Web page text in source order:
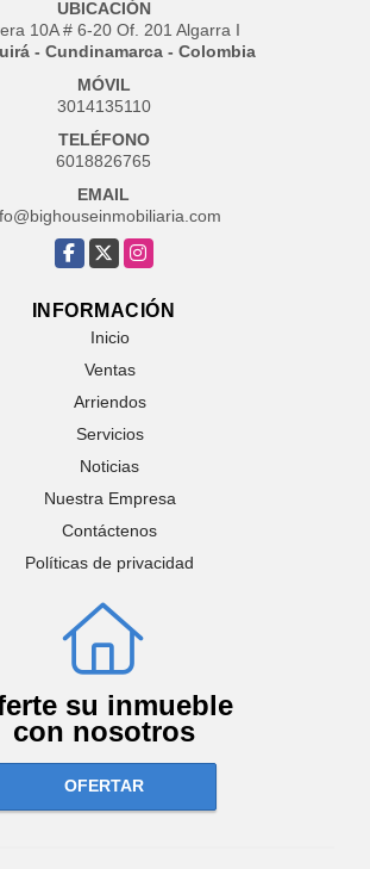
UBICACIÓN
10A # 6-20 Of. 201 Algarra I
- Cundinamarca - Colombia
MÓVIL
3014135110
TELÉFONO
6018826765
EMAIL
Facebook
X Instagram
INFORMACIÓN
Inicio
Ventas
Arriendos
Servicios
Noticias
Nuestra Empresa
Contáctenos
Políticas de privacidad
su inmueble
con nosotros
OFERTAR